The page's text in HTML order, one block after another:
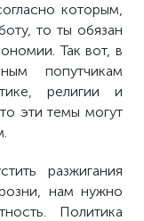
которым,
то ты обязан
Так вот, в
попутчикам
религии и
эти темы могут
разжигания
нам нужно
Политика